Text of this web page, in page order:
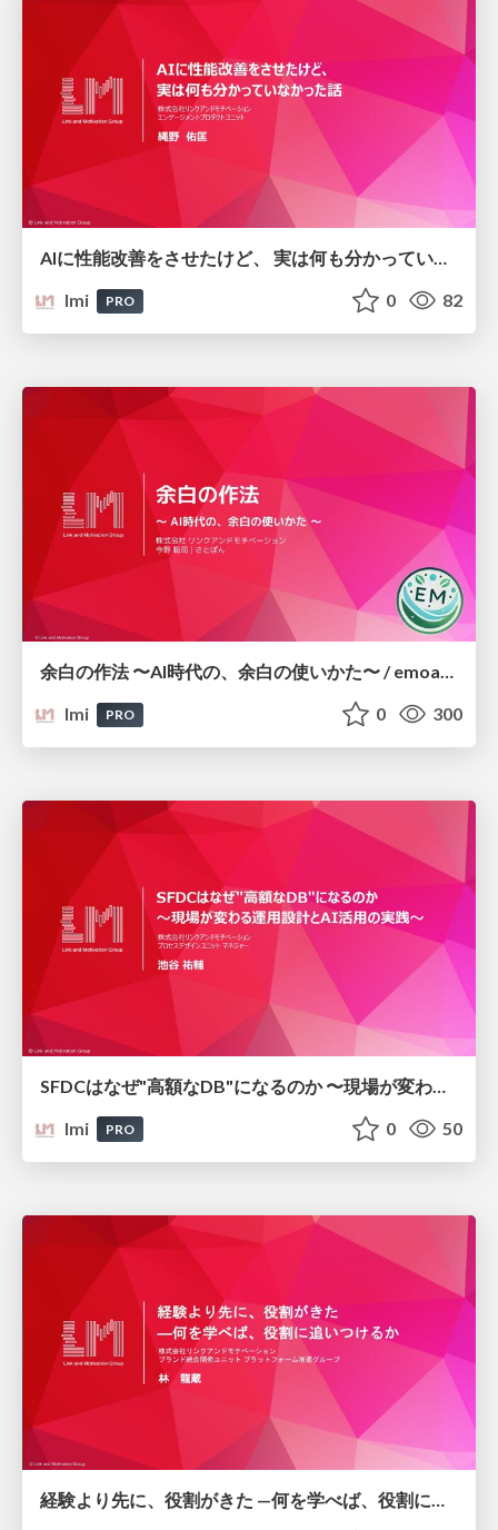
AIに性能改善をさせたけど、 実は何も分かっていなかった話/ai-performance-improvement_link-and-motivation
lmi
PRO 0 82
余白の作法 〜AI時代の、余白の使いかた〜 / emoasis-12-link-and-motivation
lmi
PRO 0 300
lmi
PRO 0 50
経験より先に、役割がきた —何を学べば、役割に追いつけるか/エンジニアの役割の変化に向き合うConference 2026